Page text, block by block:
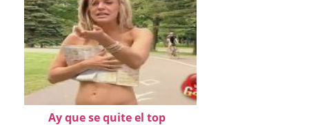
Ay que se quite el top